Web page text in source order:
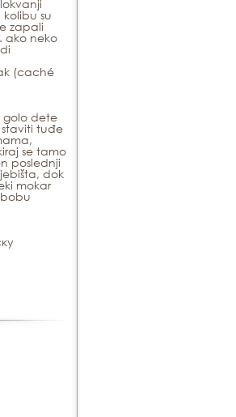
su
zapali
ako neko
(caché
golo dete
tuđe
se tamo
poslednji
dok
mokar